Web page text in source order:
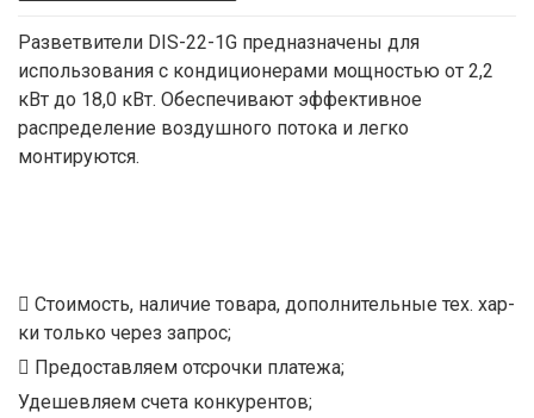
Разветвители DIS-22-1G предназначены для
использования с кондиционерами мощностью от 2,2
кВт до 18,0 кВт. Обеспечивают эффективное
распределение воздушного потока и легко
монтируются.
Стоимость, наличие товара, дополнительные тех. хар-
ки только через запрос;
Предоставляем отсрочки платежа;
Удешевляем счета конкурентов;